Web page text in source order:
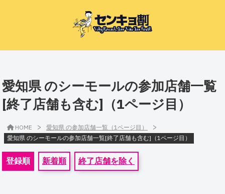
愛知県 のシーモールの参加店舗一覧
[終了店舗も含む]（1ページ目）
HOME > 愛知県 の参加店舗一覧（1ページ目） >
愛知県 のシーモールの参加店舗一覧[終了店舗も含む]（1ページ目）
登録順 新着順 終了店舗を除く